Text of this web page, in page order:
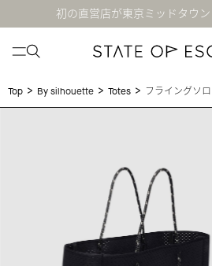
初の直営店が東京ミッドタウ
Top > By silhouette > Totes > フライングソ